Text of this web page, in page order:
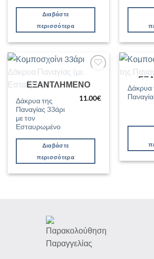
Διαβάστε
περισσότερα
Προσθήκη
στη Λίστα
ΕΞΑΝΤΛΗΜΈΝΟ
Δάκρυα της
Παναγίας 33άρι
με τον
Εσταυρωμένο
11.00€
Διαβάστε
περισσότερα
Δάκρυα